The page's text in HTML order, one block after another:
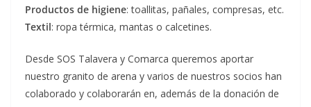
Productos de higiene: toallitas, pañales, compresas, etc.
Textil: ropa térmica, mantas o calcetines.
Desde SOS Talavera y Comarca queremos aportar
nuestro granito de arena y varios de nuestros socios han
colaborado y colaborarán en, además de la donación de